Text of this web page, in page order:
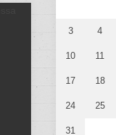
3 4
10 11
17 18
24 25
31